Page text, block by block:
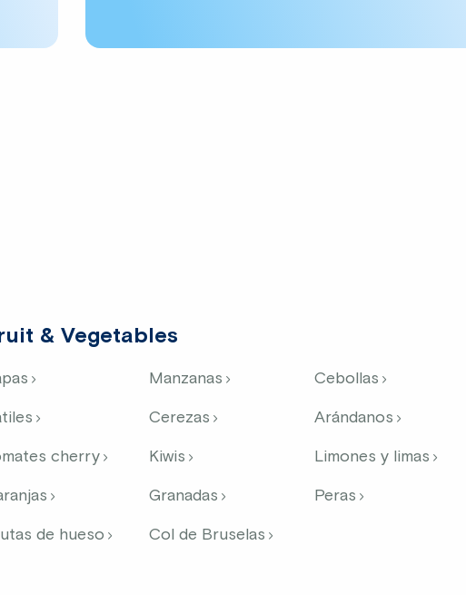
& Vegetables
cherry
de hueso
Manzanas
Cerezas
Kiwis
Granadas
Col de Bruselas
Cebollas
Arándanos
Limones y limas
Peras